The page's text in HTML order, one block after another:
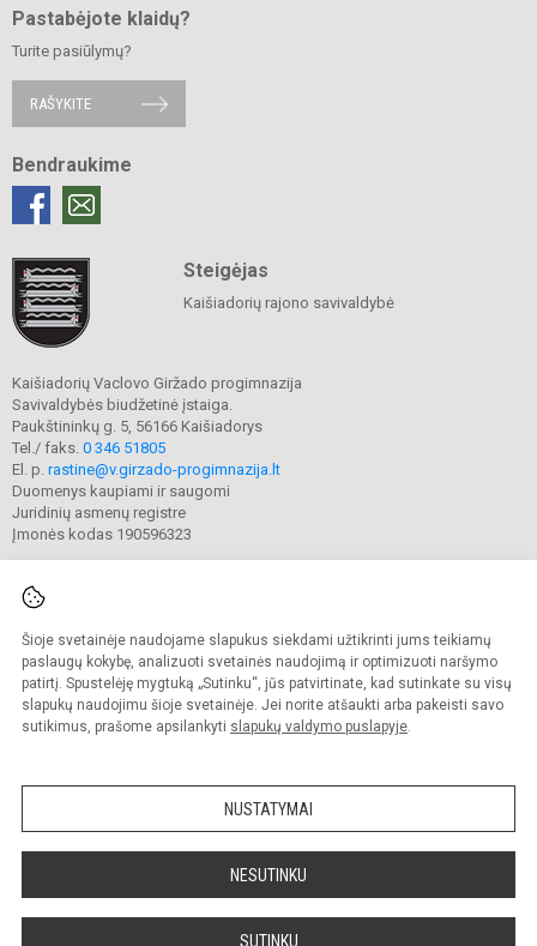
Šioje svetainėje naudojame slapukus siekdami užtikrinti jums teikiamų
paslaugų kokybę, analizuoti svetainės naudojimą ir optimizuoti naršymo
patirtį. Spustelėję mygtuką „Sutinku“, jūs patvirtinate, kad sutinkate su visų
slapukų naudojimu šioje svetainėje. Jei norite atšaukti arba pakeisti savo
sutikimus, prašome apsilankyti slapukų valdymo puslapyje.
NUSTATYMAI
NESUTINKU
SUTINKU
Pastabėjote klaidų?
Turite pasiūlymų?
RAŠYKITE
Bendraukime
Steigėjas
Kaišiadorių rajono savivaldybė
Kaišiadorių Vaclovo Giržado progimnazija
Savivaldybės biudžetinė įstaiga.
Paukštininkų g. 5, 56166 Kaišiadorys
Tel./ faks. 0 346 51805
El. p. rastine@v.girzado-progimnazija.lt
Duomenys kaupiami ir saugomi
Juridinių asmenų registre
Įmonės kodas 190596323
© 2020. Kaišiadorių Vaclovo Giržado progimnazija. Visos teisės saugomos.
Kopijuoti turinį be raštiško gimnazijos sutikimo griežtai draudžiama.
Prieinamumo paraiška Slapukų valdymas
Sumanus būdas atnaujinti